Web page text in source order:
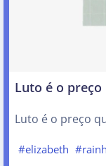
Luto é o
Luto é o preço
#elizabeth